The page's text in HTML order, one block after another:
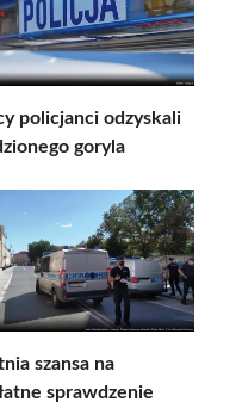
policjanci odzyskali
goryla
szansa na
sprawdzenie